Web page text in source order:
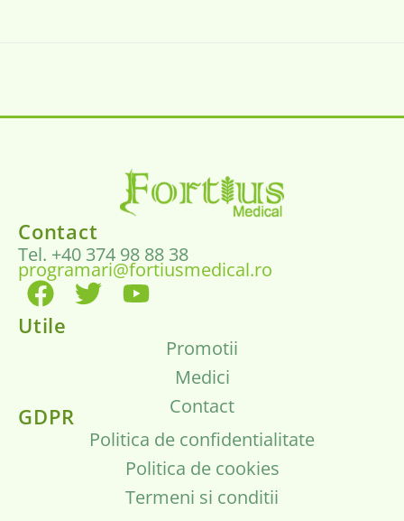
Contact
Tel. +40 374 98 88 38
programari@fortiusmedical.ro
Utile
Promotii
Medici
Contact
GDPR
Politica de confidentialitate
Politica de cookies
Termeni si conditii